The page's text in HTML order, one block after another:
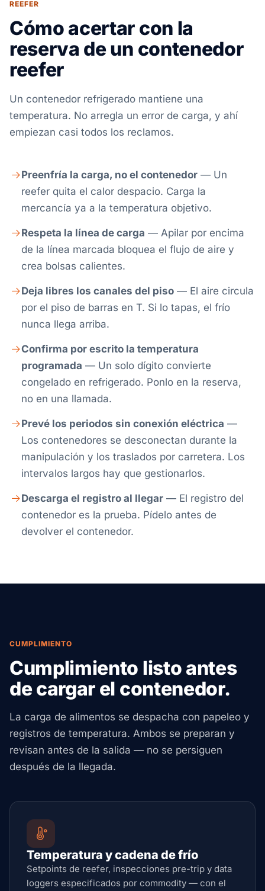
REEFER
Cómo acertar con la
reserva de un contenedor
reefer
Un contenedor refrigerado mantiene una
temperatura. No arregla un error de carga, y ahí
empiezan casi todos los reclamos.
Preenfría la carga, no el contenedor — Un
reefer quita el calor despacio. Carga la
mercancía ya a la temperatura objetivo.
Respeta la línea de carga — Apilar por encima
de la línea marcada bloquea el flujo de aire y
crea bolsas calientes.
Deja libres los canales del piso — El aire circula
por el piso de barras en T. Si lo tapas, el frío
nunca llega arriba.
Confirma por escrito la temperatura
programada — Un solo dígito convierte
congelado en refrigerado. Ponlo en la reserva,
no en una llamada.
Prevé los periodos sin conexión eléctrica —
Los contenedores se desconectan durante la
manipulación y los traslados por carretera. Los
intervalos largos hay que gestionarlos.
Descarga el registro al llegar — El registro del
contenedor es la prueba. Pídelo antes de
devolver el contenedor.
CUMPLIMIENTO
Cumplimiento listo antes
de cargar el contenedor.
La carga de alimentos se despacha con papeleo y
registros de temperatura. Ambos se preparan y
revisan antes de la salida — no se persiguen
después de la llegada.
Temperatura y cadena de frío
Setpoints de reefer, inspecciones pre-trip y data
loggers especificados por commodity — con el